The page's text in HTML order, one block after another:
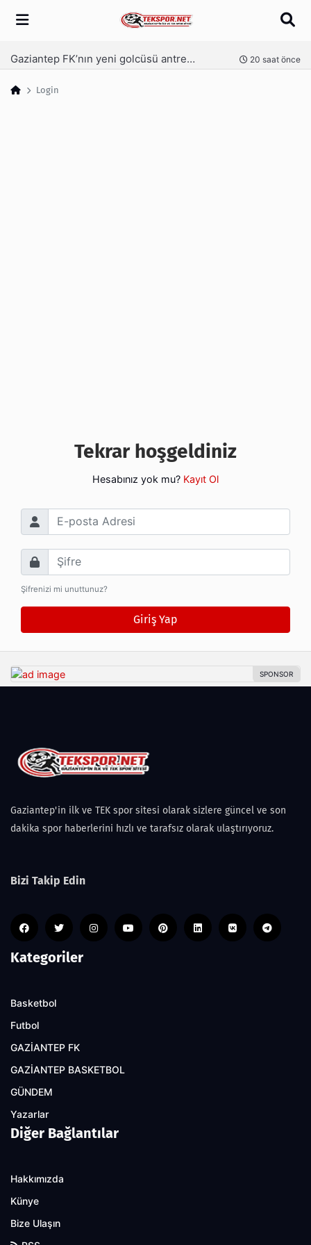
Arama
Gaziantep FK’nın yeni golcüsü antrenmanda 20 saat önce
Login
Tekrar hoşgeldiniz
Hesabınız yok mu? Kayıt Ol
E-posta Adresi
Şifre
Şifrenizi mi unuttunuz?
Giriş Yap
Gaziantep'in ilk ve TEK spor sitesi olarak sizlere güncel ve son
dakika spor haberlerini hızlı ve tarafsız olarak ulaştırıyoruz.
Bizi Takip Edin
Kategoriler
Basketbol
Futbol
GAZİANTEP FK
GAZİANTEP BASKETBOL
GÜNDEM
Yazarlar
Diğer Bağlantılar
Hakkımızda
Künye
Bize Ulaşın